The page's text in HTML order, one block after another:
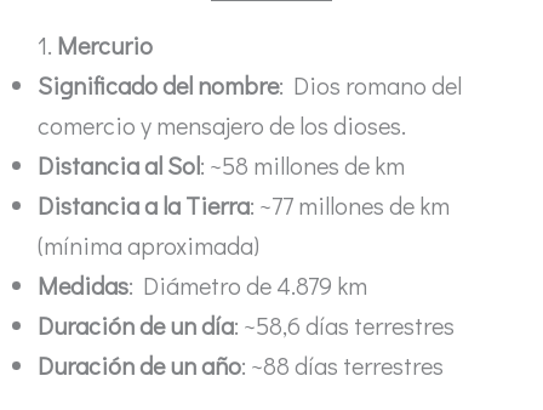
1. Mercurio
Significado del nombre: Dios romano del
comercio y mensajero de los dioses.
Distancia al Sol: ~58 millones de km
Distancia a la Tierra: ~77 millones de km
(mínima aproximada)
Medidas: Diámetro de 4.879 km
Duración de un día: ~58,6 días terrestres
Duración de un año: ~88 días terrestres